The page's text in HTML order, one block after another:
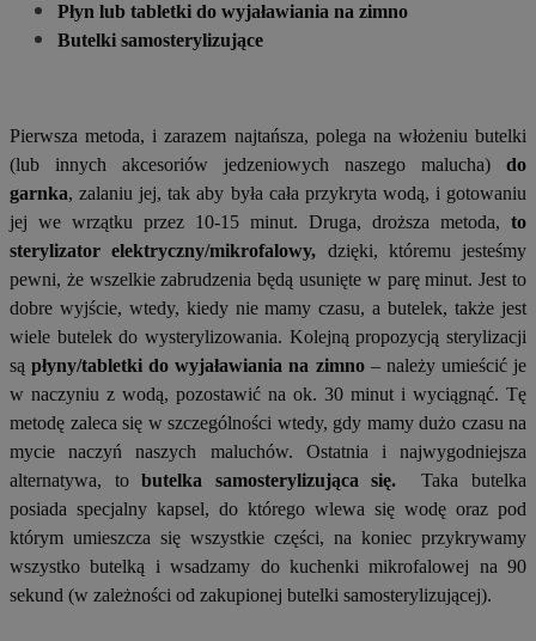
Płyn lub tabletki do wyjaławiania na zimno
Butelki samosterylizujące
Pierwsza metoda, i zarazem najtańsza, polega na włożeniu butelki
(lub innych akcesoriów jedzeniowych naszego malucha) do
garnka, zalaniu jej, tak aby była cała przykryta wodą, i gotowaniu
jej we wrzątku przez 10-15 minut. Druga, droższa metoda, to
sterylizator elektryczny/mikrofalowy, dzięki, któremu jesteśmy
pewni, że wszelkie zabrudzenia będą usunięte w parę minut. Jest to
dobre wyjście, wtedy, kiedy nie mamy czasu, a butelek, także jest
wiele butelek do wysterylizowania. Kolejną propozycją sterylizacji
sąpłyny/tabletki do wyjaławiania na zimno– należy umieścić je
w naczyniu z wodą, pozostawić na ok. 30 minut i wyciągnąć. Tę
metodę zaleca się w szczególności wtedy, gdy mamy dużo czasu na
mycie naczyń naszych maluchów. Ostatnia i najwygodniejsza
alternatywa, tobutelka samosterylizująca się.
Taka butelka
posiada specjalny kapsel, do którego wlewa się wodę oraz pod
którym umieszcza się wszystkie części, na koniec przykrywamy
wszystko butelką i wsadzamy do kuchenki mikrofalowej na 90
sekund (w zależności od zakupionej butelki samosterylizującej).